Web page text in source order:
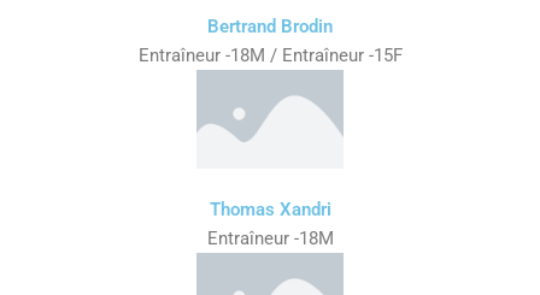
Bertrand Brodin
Entraîneur -18M / Entraîneur -15F
Thomas Xandri
Entraîneur -18M